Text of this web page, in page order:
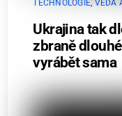
TECHNOLOGIE VĚDA
Ukrajina tak
zbraně
vyrábět sama